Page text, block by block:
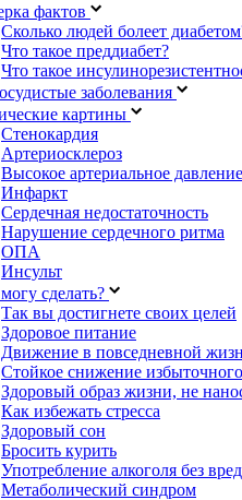
фактов
Сколько людей болеет
Что такое преддиабет?
Что такое
заболевания
картины
Стенокардия
Артериосклероз
Высокое артериальное давление
Инфаркт
Сердечная недостаточность
Нарушение сердечного ритма
ОПА
Инсульт
сделать?
Так вы достигнете своих целей
Здоровое питание
Движение в повседневной
Стойкое снижение
Здоровый образ жизни, не
Как избежать стресса
Здоровый сон
Бросить курить
Употребление алкоголя без
Метаболический синдром